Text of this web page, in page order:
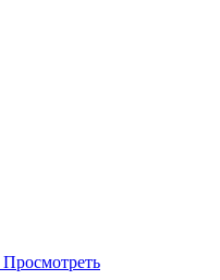
Просмотреть